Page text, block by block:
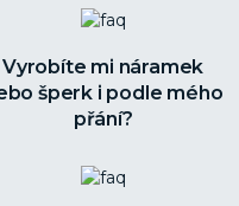
Vyrobíte mi náramek
šperk i podle mého
přání?